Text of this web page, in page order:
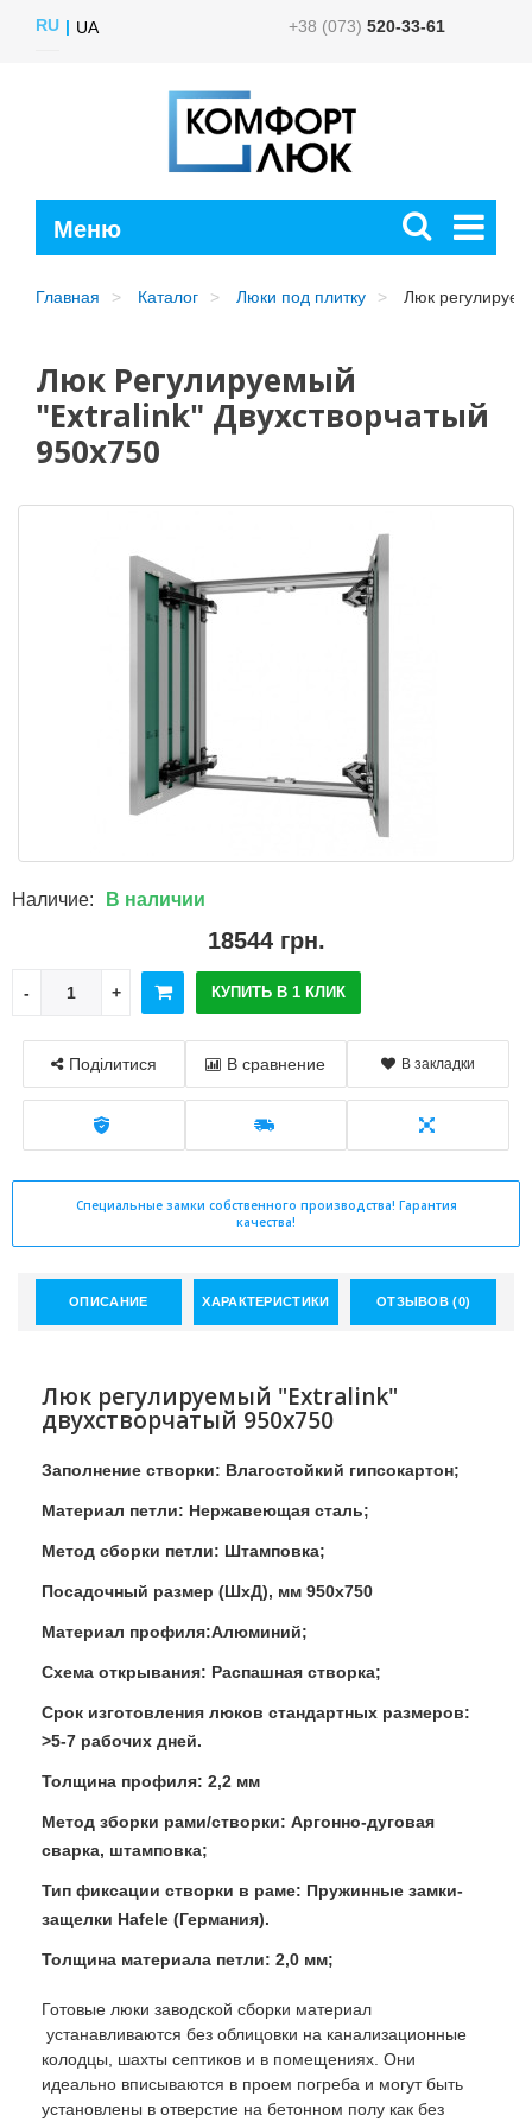
RU UA +38 (073) 520-33-61
Главная Каталог Люки под плитку Люк
Люк Регулируемый
"Extralink" Двухстворчатый
950x750
Наличие: В наличии
18544 грн.
КУПИТЬ В 1 КЛИК
Поділитися В сравнение В закладки
Специальные замки собственного производства! Гарантия
качества!
ОПИСАНИЕ ХАРАКТЕРИСТИКИ ОТЗЫВОВ (0)
Люк регулируемый "Extralink"
двухстворчатый 950x750
Заполнение створки: Влагостойкий гипсокартон;
Материал петли: Нержавеющая сталь;
Метод сборки петли: Штамповка;
Посадочный размер (ШхД), мм 950x750
Материал профиля:Алюминий;
Схема открывания: Распашная створка;
Срок изготовления люков стандартных размеров:
>5-7 рабочих дней.
Толщина профиля: 2,2 мм
Метод зборки рами/створки: Аргонно-дуговая
сварка, штамповка;
Тип фиксации створки в раме: Пружинные замки-
защелки Hafele (Германия).
Толщина материала петли: 2,0 мм;
Готовые люки заводской сборки материал
устанавливаются без облицовки на канализационные
колодцы, шахты септиков и в помещениях. Они
идеально вписываются в проем погреба и могут быть
установлены в отверстие на бетонном полу как без